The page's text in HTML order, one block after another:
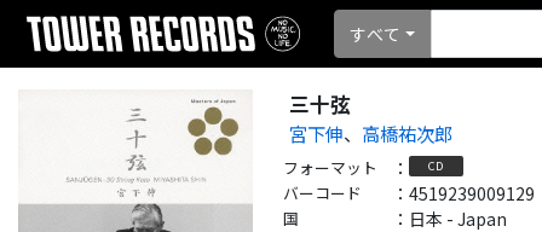
すべて
三十弦
宮下伸、 高橋祐次郎
フォーマット ： CD
バーコード ： 4519239009129
国 ： 日本 - Japan